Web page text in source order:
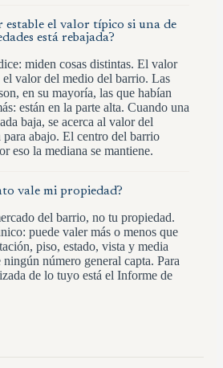
estable el valor típico si una de
está rebajada?
miden cosas distintas. El valor
el valor del medio del barrio. Las
en su mayoría, las que habían
están en la parte alta. Cuando una
baja, se acerca al valor del
abajo. El centro del barrio
eso la mediana se mantiene.
vale mi propiedad?
del barrio, no tu propiedad.
puede valer más o menos que
piso, estado, vista y media
ningún número general capta. Para
de lo tuyo está el Informe de